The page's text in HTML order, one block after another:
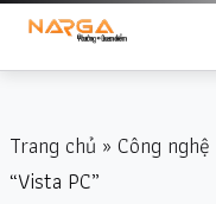
Trang chủ » Công nghệ
“Vista PC”